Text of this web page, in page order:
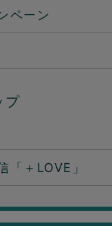
ペーン
プ
「＋LOVE」